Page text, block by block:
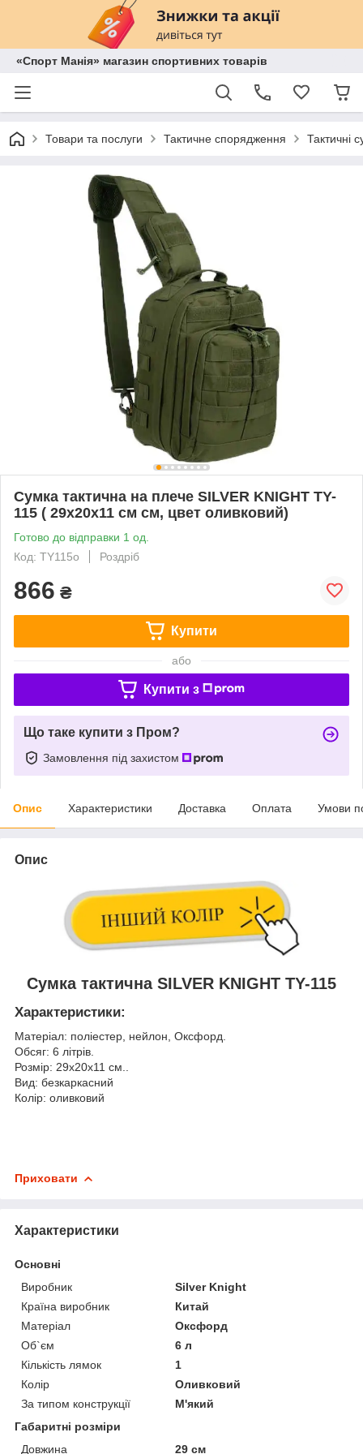
«Спорт Манія» магазин спортивних товарів
Товари та послуги Тактичне спорядження Тактичні
Сумка тактична на плече SILVER KNIGHT TY-
115 ( 29x20x11 см см, цвет оливковий)
Готово до відправки 1 од.
Код: TY115o
Роздріб
866 ₴
Купити
або
Купити з
Що таке купити з Пром?
Замовлення під захистом
Опис Характеристики Доставка Оплата Умови
Опис
Сумка тактична SILVER KNIGHT TY-115
Характеристики:
Матеріал: поліестер, нейлон, Оксфорд.
Обсяг: 6 літрів.
Розмір: 29х20х11 см..
Вид: безкаркасний
Колір: оливковий
Приховати
Характеристики
Основні
Виробник
Silver Knight
Країна виробник
Китай
Матеріал
Оксфорд
Об`єм
6 л
Кількість лямок
1
Колір
Оливковий
За типом конструкції
М'який
Габаритні розміри
Довжина
29 см